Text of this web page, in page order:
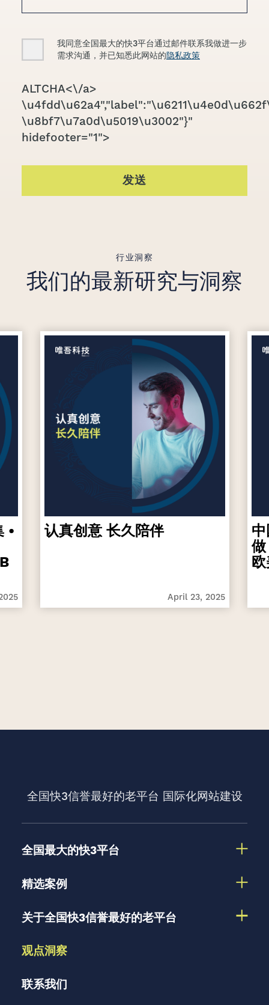
Consent
我同意全国最大的快3平台通过邮件联系我做进一步
需求沟通，并已知悉此网站的隐私政策
CAPTCHA
ALTCHA<\/a>
\u8bf7\u7a0d\u5019\u3002"}"
hidefooter="1">
发送
行业洞察
我们的最新研究与洞察
•
认真创意 长久陪伴
April 23, 2025
全国快3信誉最好的老平台 国际化网站建设
全国最大的快3平台
精选案例
关于全国快3信誉最好的老平台
观点洞察
联系我们